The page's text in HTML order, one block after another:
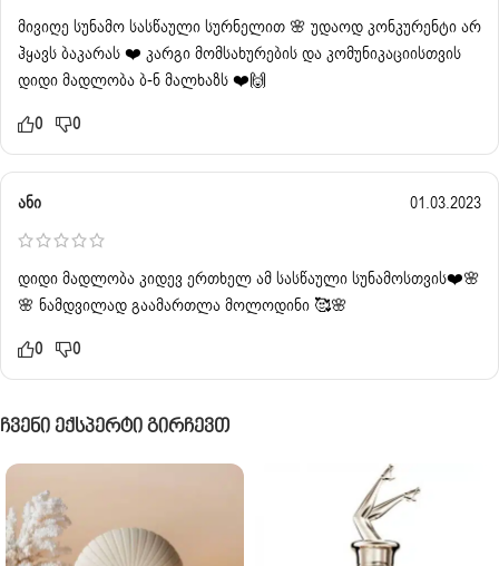
მივიღე სუნამო სასწაული სურნელით 🌸 უდაოდ კონკურენტი არ
ჰყავს ბაკარას ❤️ კარგი მომსახურების და კომუნიკაციისთვის
დიდი მადლობა ბ-ნ მალხაზს ❤️🙌
0
0
ანი 01.03.2023
დიდი მადლობა კიდევ ერთხელ ამ სასწაული სუნამოსთვის❤️🌸
🌸 ნამდვილად გაამართლა მოლოდინი 🥰🌸
0
0
Ჩვენი Ექსპერტი Გირჩევთ